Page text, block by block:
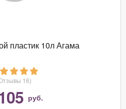
пластик 10л Агама
16)
руб.